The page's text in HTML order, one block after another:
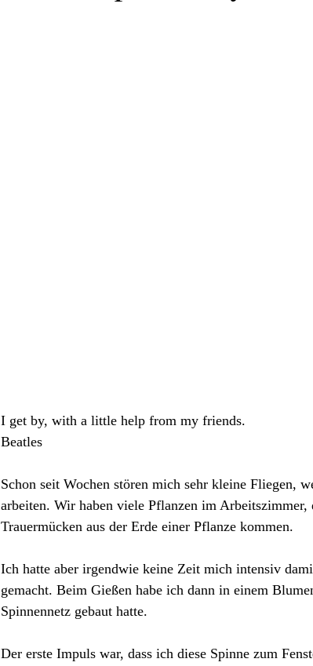
I get by, with a little help from my friends.
Beatles
Schon seit Wochen stören mich sehr kleine Fliegen,
arbeiten. Wir haben viele Pflanzen im Arbeitszimmer,
Trauermücken aus der Erde einer Pflanze kommen.
Ich hatte aber irgendwie keine Zeit mich intensiv
gemacht. Beim Gießen habe ich dann in einem
Spinnennetz gebaut hatte.
Der erste Impuls war, dass ich diese Spinne zum